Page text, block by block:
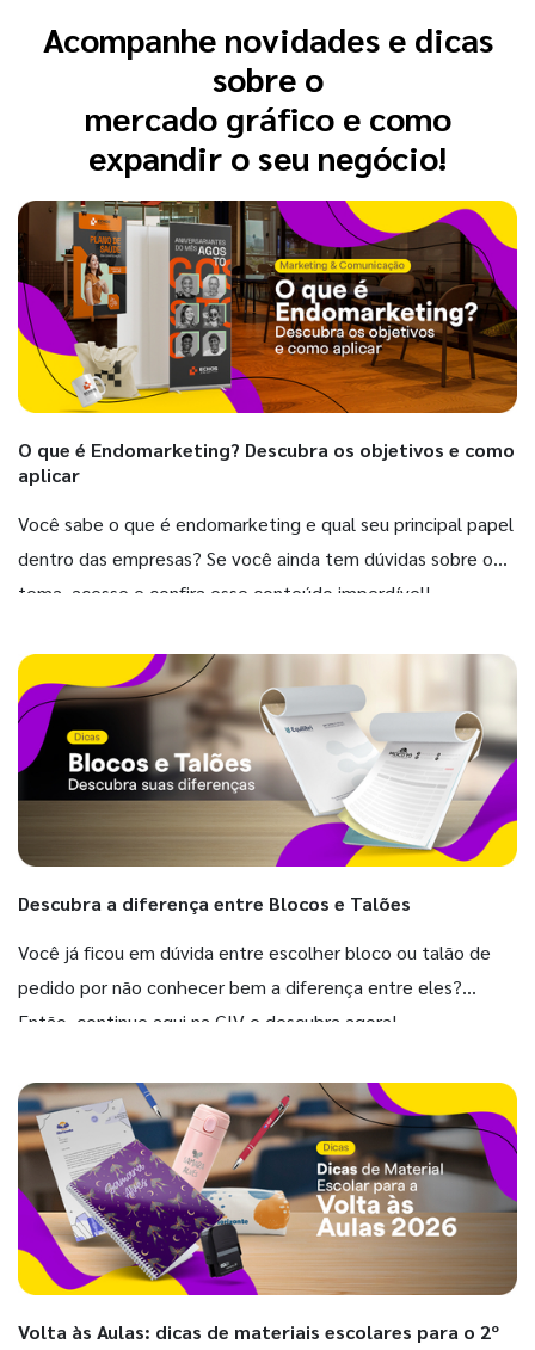
Acompanhe novidades e dicas
sobre o
mercado gráfico e como
expandir o seu negócio!
O que é Endomarketing? Descubra os objetivos e como
aplicar
Você sabe o que é endomarketing e qual seu principal papel
dentro das empresas? Se você ainda tem dúvidas sobre o
tema, acesse e confira esse conteúdo imperdível!
Descubra a diferença entre Blocos e Talões
Você já ficou em dúvida entre escolher bloco ou talão de
pedido por não conhecer bem a diferença entre eles?
Então, continue aqui na GIV e descubra agora!
Volta às Aulas: dicas de materiais escolares para o 2º